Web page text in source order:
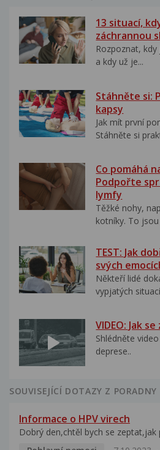
13 situací,
záchrannou
Rozpoznat,
a kdy už je...
Stáhněte si:
kapsy
Jak mít první
Stáhněte si
Co pomáhá
Podpořte
lymfy
Těžké nohy,
kotníky. To jsou
TEST: Jak
svých
Někteří lidé
vypjatých
VIDEO: Jak
Shlédněte
deprese..
SOUVISEJÍCÍ DOTAZY Z PORADNY
Informace o HPV virech
Dobrý den,chtěl bych se zeptat,jak